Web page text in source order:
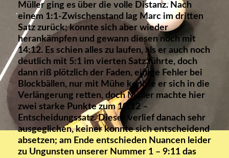
Müller ging es über die volle Distanz. Nach
einem 1:1-Zwischenstand lag Marc im dritten
Satz zurück; konnte sich aber wieder
herankämpfen und gewann diesen noch mit
14:12. Es schien alles zu laufen, als er auch noch
deutlich mit 5:1 im vierten Satz führte, doch
dann riß plötzlich der Faden, einige Fehler bei
Blockbällen, nur mit Mühe konnte er sich in die
Verlängerung retten, doch Müller machte hier
zwei starke Punkte zum 10:12 –
Entscheidungssatz. Dieser verlief danach sehr
ausgeglichen, keiner konnte sich entscheidend
absetzen; am Ende entschieden Nuancen leider
zu Ungunsten unserer Nummer 1 – 9:11 das